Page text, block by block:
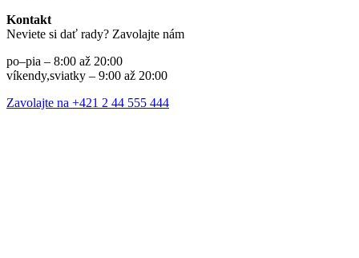
Kontakt
Neviete si dať rady? Zavolajte nám
po–pia – 8:00 až 20:00
víkendy,sviatky – 9:00 až 20:00
Zavolajte na +421 2 44 555 444